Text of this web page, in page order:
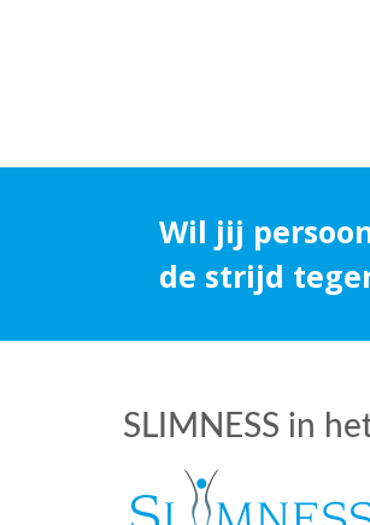
Wil jij
de strijd
SLIMNESS in